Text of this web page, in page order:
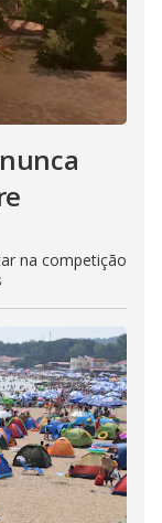
na competição